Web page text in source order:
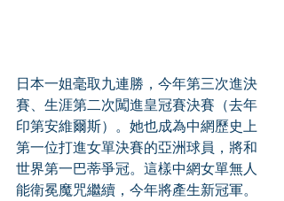
日本一姐毫取九連勝，今年第三次進決
賽、生涯第二次闖進皇冠賽決賽（去年
印第安維爾斯）。她也成為中網歷史上
第一位打進女單決賽的亞洲球員，將和
世界第一巴蒂爭冠。這樣中網女單無人
能衛冕魔咒繼續，今年將產生新冠軍。